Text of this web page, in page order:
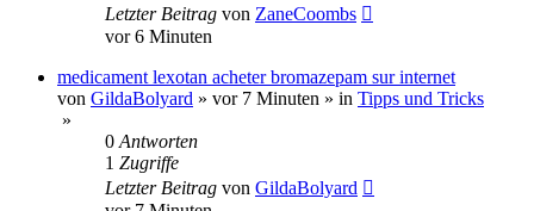
Letzter Beitrag von ZaneCoombs
vor 6 Minuten
medicament lexotan acheter bromazepam sur internet
von GildaBolyard » vor 7 Minuten » in Tipps und Tricks
»
0 Antworten
1 Zugriffe
Letzter Beitrag von GildaBolyard